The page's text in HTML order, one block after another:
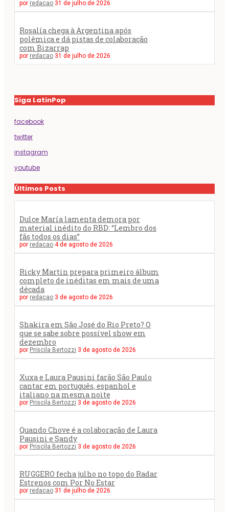
por redacao 31 de julho de 2026
Rosalía chega à Argentina após
polêmica e dá pistas de colaboração
com Bizarrap
por redacao 31 de julho de 2026
Siga LatinPop
facebook
twitter
instagram
youtube
Últimos Posts
Dulce María lamenta demora por
material inédito do RBD: “Lembro dos
fãs todos os dias”
por redacao 4 de agosto de 2026
Ricky Martin prepara primeiro álbum
completo de inéditas em mais de uma
década
por redacao 3 de agosto de 2026
Shakira em São José do Rio Preto? O
que se sabe sobre possível show em
dezembro
por Priscila Bertozzi 3 de agosto de 2026
Xuxa e Laura Pausini farão São Paulo
cantar em português, espanhol e
italiano na mesma noite
por Priscila Bertozzi 3 de agosto de 2026
Quando Chove é a colaboração de Laura
Pausini e Sandy
por Priscila Bertozzi 3 de agosto de 2026
RUGGERO fecha julho no topo do Radar
Estrenos com Por No Estar
por redacao 31 de julho de 2026